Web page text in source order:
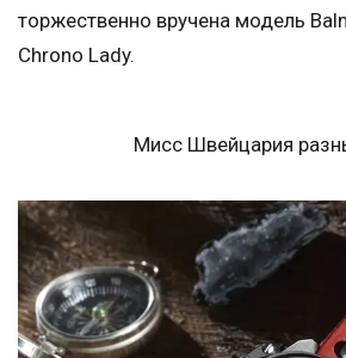
торжественно вручена модель
Chrono Lady.
Мисс Швейцария